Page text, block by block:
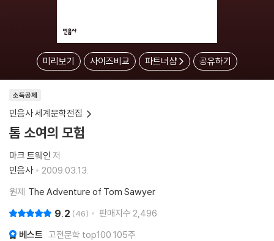
미리보기 사이즈비교 파트너샵 공유하기
소득공제
민음사 세계문학전집
톰 소여의 모험
마크 트웨인 저
민음사
2009.03.13.
원제 The Adventure of Tom Sawyer
9.2 46 판매지수 2,496
베스트 고전문학 top100 105주